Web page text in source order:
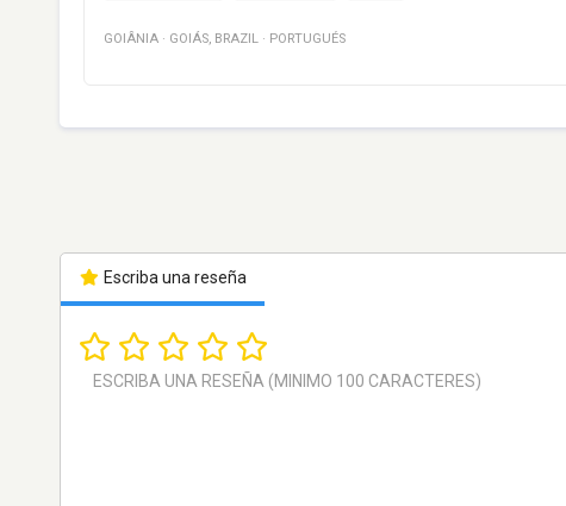
GOIÂNIA · GOIÁS, BRAZIL · PORTUGUÉS
Escriba una reseña